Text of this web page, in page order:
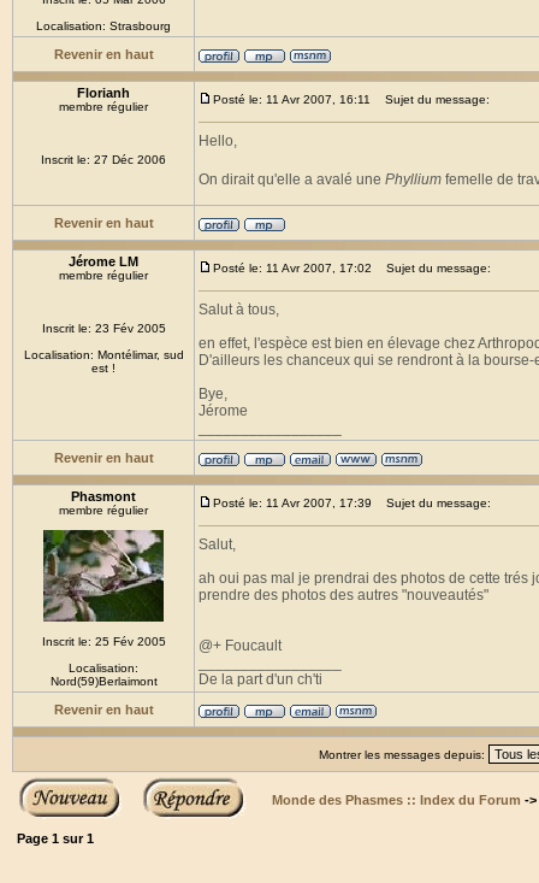
Localisation: Strasbourg
Revenir en haut
Florianh
membre régulier
Inscrit le: 27 Déc 2006
Posté le: 11 Avr 2007, 16:11 Sujet du message:
Hello,
On dirait qu'elle a avalé une Phyllium femelle de
Revenir en haut
Jérome LM
membre régulier
Inscrit le: 23 Fév 2005
Localisation: Montélimar, sud
est !
Posté le: 11 Avr 2007, 17:02 Sujet du message:
Salut à tous,
en effet, l'espèce est bien en élevage chez
D'ailleurs les chanceux qui se rendront à la
Bye,
Jérome
Revenir en haut
Phasmont
membre régulier
Inscrit le: 25 Fév 2005
Localisation:
Nord(59)Berlaimont
Posté le: 11 Avr 2007, 17:39 Sujet du message:
Salut,
ah oui pas mal je prendrai des photos de cette
prendre des photos des autres "nouveautés"
@+ Foucault
De la part d'un ch'ti
Revenir en haut
Montrer les messages depuis:
Monde des Phasmes :: Index du Forum ->
Page 1 sur1